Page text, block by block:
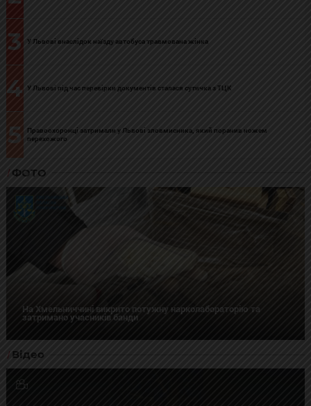
3
У Львові внаслідок наїзду автобуса травмована жінка
4 У Львові під час перевірки документів сталася сутичка з ТЦК
5
Правоохоронці затримали у Львові зловмисника, який поранив ножем
перехожого
ФОТО
На Хмельниччині викрито потужну нарколабораторію та
затримано учасників банди
Відео